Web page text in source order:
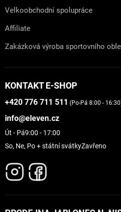
Velkoobchodní spolupráce
Affiliate
Zakázková výroba sportovního
KONTAKT E-SHOP
+420 776 711 511 (Po-Pá 8:00 -
info@eleven.cz
Út - Pá9:00 - 17:00
So, Ne, Po + státní svátkyZavřeno